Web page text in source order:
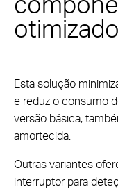
Esta solução
e reduz o consumo
versão básica,
amortecida.
Outras variantes
interruptor para